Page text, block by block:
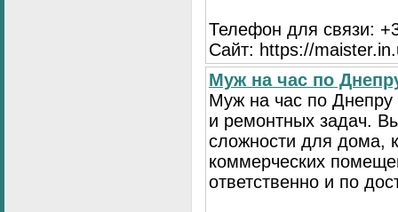
Телефон для связи:
Сайт: https://
Муж на час по
Муж на час по
и ремонтных задач.
сложности для дома,
коммерческих
ответственно и по